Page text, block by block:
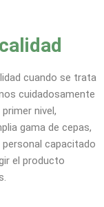
cuando se trata
cuidadosamente
nivel,
gama de cepas,
capacitado
el producto